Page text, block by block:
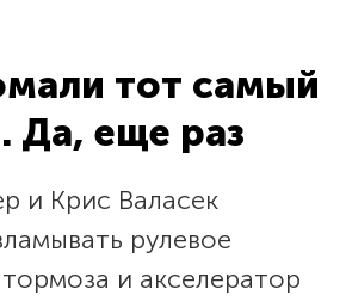
тот самый
Да, еще раз
и Крис Валасек
рулевое
и акселератор